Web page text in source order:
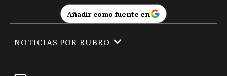
Añadir como fuente en
NOTICIAS POR RUBRO